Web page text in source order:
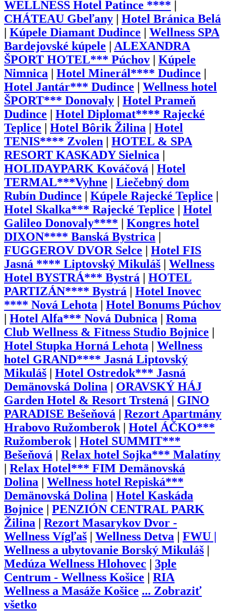
WELLNESS Hotel Patince ****
CHÁTEAU Gbeľany
Hotel Bránica Belá
Kúpele Diamant Dudince
Wellness SPA
Bardejovské kúpele
ALEXANDRA
ŠPORT HOTEL*** Púchov
Kúpele
Nimnica
Hotel Minerál**** Dudince
Hotel Jantár*** Dudince
Wellness hotel
ŠPORT*** Donovaly
Hotel Prameň
Dudince
Hotel Diplomat**** Rajecké
Teplice
Hotel Bôrik Žilina
Hotel
TENIS**** Zvolen
HOTEL & SPA
RESORT KASKADY Sielnica
HOLIDAYPARK Kováčová
Hotel
TERMAL***Vyhne
Liečebný dom
Rubín Dudince
Kúpele Rajecké Teplice
Hotel Skalka*** Rajecké Teplice
Hotel
Galileo Donovaly****
Kongres hotel
DIXON**** Banská Bystrica
FUGGEROV DVOR Selce
Hotel FIS
Jasná **** Liptovský Mikuláš
Wellness
Hotel BYSTRÁ*** Bystrá
HOTEL
PARTIZÁN**** Bystrá
Hotel Inovec
**** Nová Lehota
Hotel Bonums Púchov
Hotel Alfa*** Nová Dubnica
Roma
Club Wellness & Fitness Studio Bojnice
Hotel Stupka Horná Lehota
Wellness
hotel GRAND**** Jasná Liptovský
Mikuláš
Hotel Ostredok*** Jasná
Demänovská Dolina
ORAVSKÝ HÁJ
Garden Hotel & Resort Trstená
GINO
PARADISE Bešeňová
Rezort Apartmány
Hrabovo Ružomberok| Hotel ÁČKO***
Ružomberok| Hotel SUMMIT***
Bešeňová
Relax hotel Sojka*** Malatíny
Relax Hotel*** FIM Demänovská
Dolina
Wellness hotel Repiská***
Demänovská Dolina
Hotel Kaskáda
Bojnice
PENZIÓN CENTRAL PARK
Žilina
Rezort Masarykov Dvor -
Wellness Vígľaš
Wellness Detva
FWU |
Wellness a ubytovanie Borský Mikuláš
Medúza Wellness Hlohovec
3ple
Centrum - Wellness Košice
RIA
Wellness a Masáže Košice ... Zobraziť
všetko